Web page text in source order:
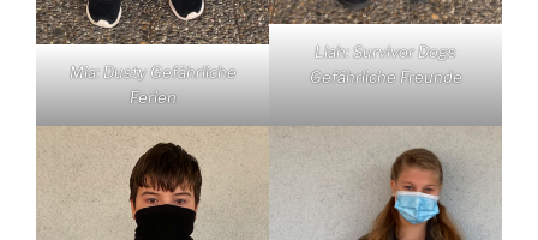
Mia: Dusty Gefährliche
Ferien
Liah: Survivor Dogs
Gefährliche Freunde